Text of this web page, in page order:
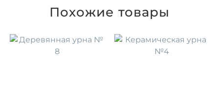
Похожие товары